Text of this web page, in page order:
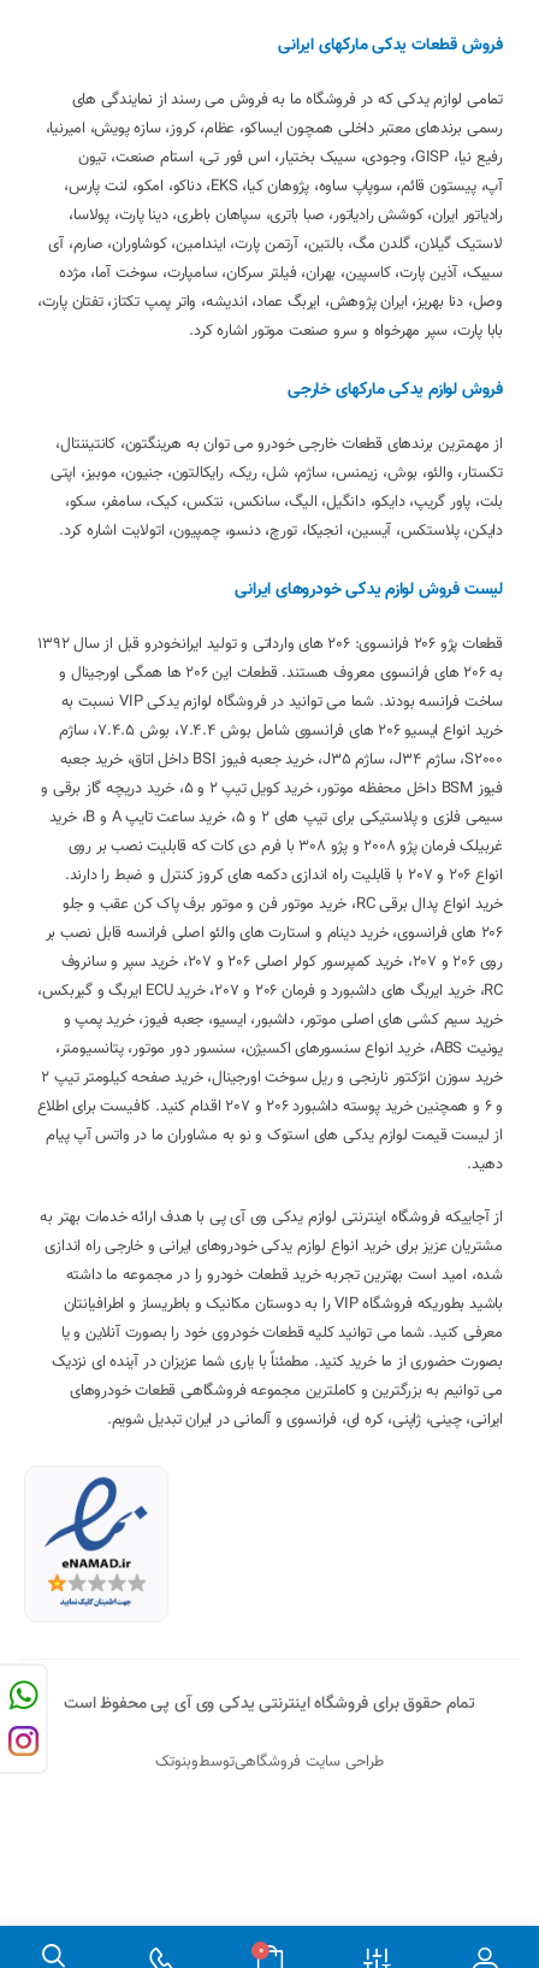
فروش قطعات یدکی مارکهای ایرانی
تمامی لوازم یدکی که در فروشگاه ما به فروش می رسند از نمایندگی های
رسمی برندهای معتبر داخلی همچون ایساکو، عظام، کروز، سازه پویش، امیرنیا،
رفیع نیا، GISP، وجودی، سیبک بختیار، اس فور تی، استام صنعت، تیون
آپ، پیستون قائم، سوپاپ ساوه، پژوهان کیا، EKS، دناکو، امکو، لنت پارس،
رادیاتور ایران، کوشش رادیاتور، صبا باتری، سپاهان باطری، دینا پارت، پولاسا،
لاستیک گیلان، گلدن مگ، بالتین، آرتمن پارت، ایندامین، کوشاوران، صارم، آی
سیبک، آذین پارت، کاسپین، بهران، فیلتر سرکان، سامپارت، سوخت آما، مژده
وصل، دنا بهریز، ایران پژوهش، ایربگ عماد، اندیشه، واتر پمپ تکتاز، تفتان پارت،
بابا پارت، سپر مهرخواه و سرو صنعت موتور اشاره کرد.
فروش لوازم یدکی مارکهای خارجی
از مهمترین برندهای قطعات خارجی خودرو می توان به هرینگتون، کانتیننتال،
تکستار، والئو، بوش، زیمنس، ساژم، شل، ریک، رایکالتون، جنیون، موبیز، اپتی
بلت، پاور گریپ، دایکو، دانگیل، الیگ، سانکس، نتکس، کیک، سامفر، سکو،
دایکن، پلاستکس، آیسین، انجیکا، تورچ، دنسو، چمپیون، اتولایت اشاره کرد.
لیست فروش لوازم یدکی خودروهای ایرانی
قطعات پژو 206 فرانسوی: 206 های وارداتی و تولید ایرانخودرو قبل از سال 1392
به 206 های فرانسوی معروف هستند. قطعات این 206 ها همگی اورجینال و
ساخت فرانسه بودند. شما می توانید در فروشگاه لوازم یدکی VIP نسبت به
خرید انواع ایسیو 206 های فرانسوی شامل بوش 7.4.4، بوش 7.4.5، ساژم
S2000، ساژم J34، ساژم J35، خرید جعبه فیوز BSI داخل اتاق، خرید جعبه
فیوز BSM داخل محفظه موتور، خرید کویل تیپ 2 و 5، خرید دریچه گاز برقی و
سیمی فلزی و پلاستیکی برای تیپ های 2 و 5، خرید ساعت تایپ A و B، خرید
غربیلک فرمان پژو 2008 و پژو 308 با فرم دی کات که قابلیت نصب بر روی
انواع 206 و 207 با قابلیت راه اندازی دکمه های کروز کنترل و ضبط را دارند.
خرید انواع پدال برقی RC، خرید موتور فن و موتور برف پاک کن عقب و جلو
206 های فرانسوی، خرید دینام و استارت های والئو اصلی فرانسه قابل نصب بر
روی 206 و 207، خرید کمپرسور کولر اصلی 206 و 207، خرید سپر و سانروف
RC، خرید ایربگ های داشبورد و فرمان 206 و 207، خرید ECU ایربگ و گیربکس،
خرید سیم کشی های اصلی موتور، داشبور، ایسیو، جعبه فیوز، خرید پمپ و
یونیت ABS، خرید انواع سنسورهای اکسیژن، سنسور دور موتور، پتانسیومتر،
خرید سوزن انژکتور نارنجی و ریل سوخت اورجینال، خرید صفحه کیلومتر تیپ 2
و 6 و همچنین خرید پوسته داشبورد 206 و 207 اقدام کنید. کافیست برای اطلاع
از لیست قیمت لوازم یدکی های استوک و نو به مشاوران ما در واتس آپ پیام
دهید.
از آجاییکه فروشگاه اینترنتی لوازم یدکی وی آی پی با هدف ارائه خدمات بهتر به
مشتریان عزیز برای خرید انواع لوازم یدکی خودروهای ایرانی و خارجی راه اندازی
شده، امید است بهترین تجربه خرید قطعات خودرو را در مجموعه ما داشته
باشید بطوریکه فروشگاه VIP را به دوستان مکانیک و باطریساز و اطرافیانتان
معرفی کنید. شما می توانید کلیه قطعات خودروی خود را بصورت آنلاین و یا
بصورت حضوری از ما خرید کنید. مطمئناً با یاری شما عزیزان در آینده ای نزدیک
می توانیم به بزرگترین و کاملترین مجموعه فروشگاهی قطعات خودروهای
ایرانی، چینی، ژاپنی، کره ای، فرانسوی و آلمانی در ایران تبدیل شویم.
تمام حقوق برای فروشگاه اینترنتی یدکی وی آی پی محفوظ است
طراحی سایت فروشگاهیتوسطوبنوتک
0